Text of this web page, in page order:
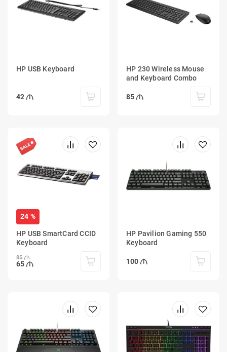
HP USB Keyboard
42
HP 230 Wireless Mouse
and Keyboard Combo
85
24 %
HP USB SmartCard CCID
Keyboard
85
65
HP Pavilion Gaming 550
Keyboard
100